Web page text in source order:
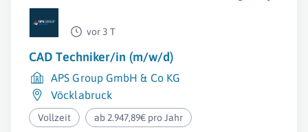
vor 3 T
CAD Techniker/in (m/w/d)
APS Group GmbH & Co KG
Vöcklabruck
Vollzeit ab 2.947,89€ pro Jahr